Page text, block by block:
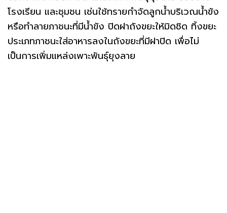
โรงเรียน และชุมชน เช่นใช้ทรายกำจัดลูกน้ำบริเวณน้ำขัง
หรือทำลายภาชนะที่มีน้ำขัง ปิดฝาถังขยะให้มิดชิด ทิ้งขยะ
ประเภทภาชนะใส่อาหารลงในถังขยะที่มีฝาปิด เพื่อไม่
เป็นการเพิ่มแหล่งเพาะพันธุ์ยุงลาย